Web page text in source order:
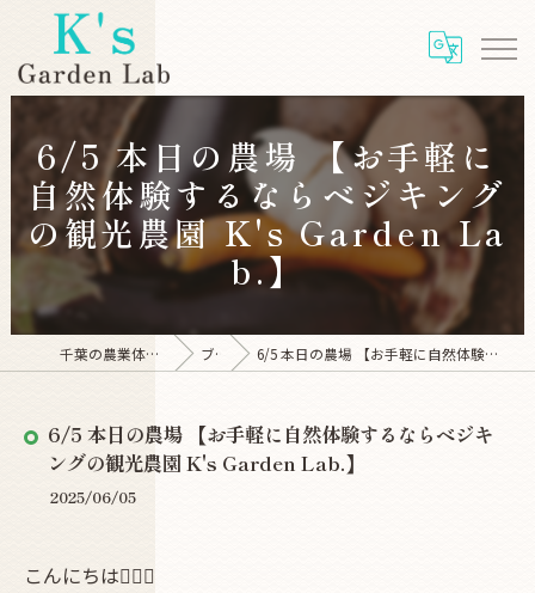
6/5 本日の農場 【お手軽に
自然体験するならベジキング
の観光農園 K's Garden La
b.】
千葉の農業体験ならK's Garden Lab ブログ 6/5 本日の農場 【お手軽に自然体験するならベジキングの観光農園 K's Garden Lab.】
6/5 本日の農場 【お手軽に自然体験するならベジキ
ングの観光農園 K's Garden Lab.】
2025/06/05
こんにちは💂🏿‍♂️